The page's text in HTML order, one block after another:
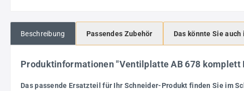
Beschreibung Passendes Zubehör Das könnte Sie
Produktinformationen "Ventilplatte AB 678 komplett
Das passende Ersatzteil für Ihr Schneider-Produkt finden Sie im